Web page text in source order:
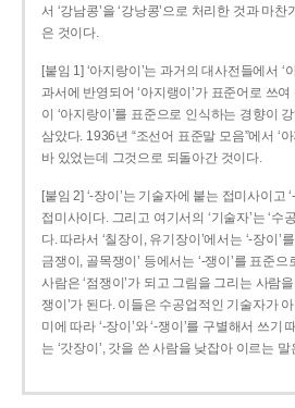
서 ‘강남콩’을 ‘강낭콩’으로 처리한 것과 마찬
은 것이다.
[붙임 1] ‘아지랑이’는 과거의 대사전들에서 ‘
과서에 반영되어 ‘아지랭이’가 표준어로 쓰
이 ‘아지랑이’를 표준으로 인식하는 경향이
삼았다. 1936년 “조선어 표준말 모음”에서 ‘
바 있었는데 그것으로 되돌아간 것이다.
[붙임 2] ‘-장이’는 기술자에 붙는 접미사이고
접미사이다. 그리고 여기서의 ‘기술자’는 ‘수
다. 따라서 ‘칠장이, 유기장이’에서는 ‘-장이’
금쟁이, 골목쟁이’ 등에서는 ‘-쟁이’를 표준
사람은 ‘점쟁이’가 되고 그림을 그리는 사람
쟁이’가 된다. 이들은 수공업적인 기술자가
미에 따라 ‘-장이’와 ‘-쟁이’를 구별해서 쓰기
는 ‘갓장이’, 갓을 쓴 사람을 낮잡아 이르는 말